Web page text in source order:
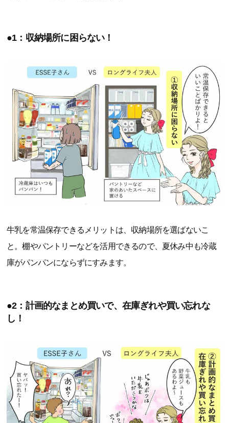
●1：収納場所に困らない！
牛乳を常温保存できるメリットは、収納場所を選ばないこ
と。棚やパントリーなどを活用できるので、夏休み中も冷蔵
庫がパンパンにならずにすみます。
●2：計画的なまとめ買いで、在庫ぎれや買い忘れな
し！